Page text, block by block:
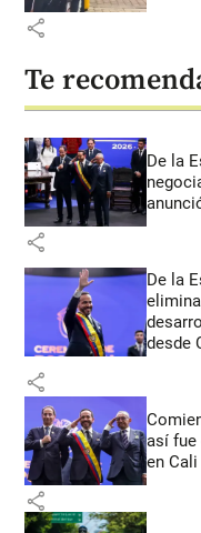
share
Te
De la
share
De la
desde
share
así fue
en Cali
share